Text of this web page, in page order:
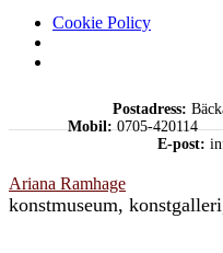
Cookie Policy
Postadress:
Mobil:0705-420114
E-post:
Ariana Ramhage
konstmuseum,